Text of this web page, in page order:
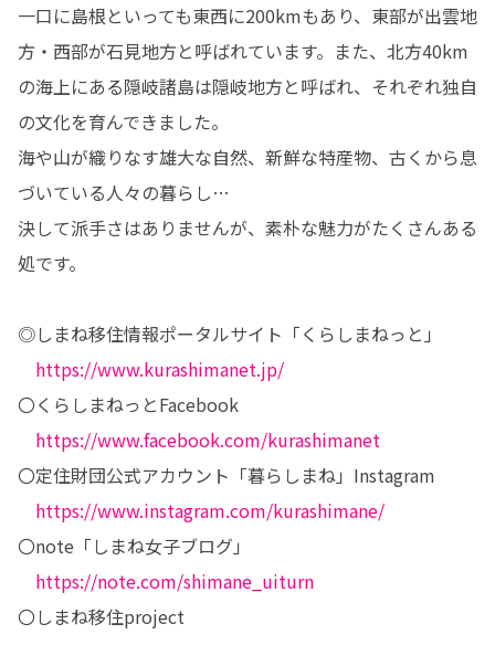
一口に島根といっても東西に200kmもあり、東部が出雲地
方・西部が石見地方と呼ばれています。また、北方40km
の海上にある隠岐諸島は隠岐地方と呼ばれ、それぞれ独自
の文化を育んできました。
海や山が織りなす雄大な自然、新鮮な特産物、古くから息
づいている人々の暮らし…
決して派手さはありませんが、素朴な魅力がたくさんある
処です。
◎しまね移住情報ポータルサイト「くらしまねっと」
https://www.kurashimanet.jp/
〇くらしまねっとFacebook
https://www.facebook.com/kurashimanet
〇定住財団公式アカウント「暮らしまね」Instagram
https://www.instagram.com/kurashimane/
〇note「しまね女子ブログ」
https://note.com/shimane_uiturn
〇しまね移住project